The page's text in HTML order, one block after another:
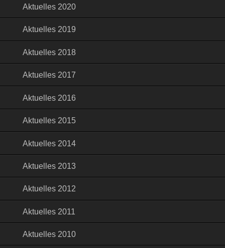
Aktuelles 2020
Aktuelles 2019
Aktuelles 2018
Aktuelles 2017
Aktuelles 2016
Aktuelles 2015
Aktuelles 2014
Aktuelles 2013
Aktuelles 2012
Aktuelles 2011
Aktuelles 2010